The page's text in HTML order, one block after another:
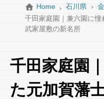
Home 石川県
千田家庭園｜兼六園に
武家屋敷の新名所
千田家庭園
た元加賀藩